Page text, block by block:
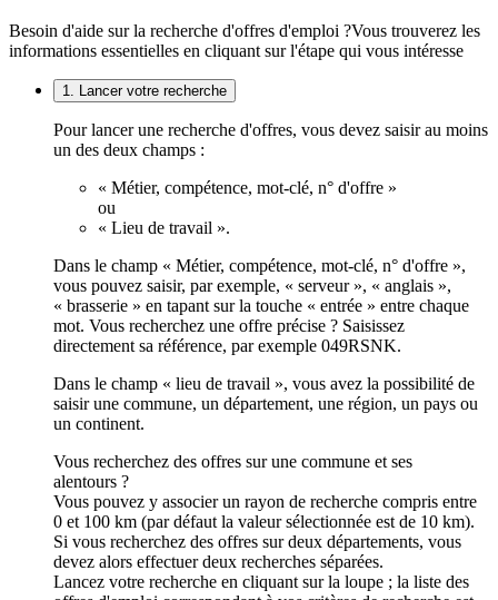
Besoin d'aide sur la recherche d'offres d'emploi ?Vous trouverez les
informations essentielles en cliquant sur l'étape qui vous intéresse
1. Lancer votre recherche
Pour lancer une recherche d'offres, vous devez saisir au moins
un des deux champs :
« Métier, compétence, mot-clé, n° d'offre »
ou
« Lieu de travail ».
Dans le champ « Métier, compétence, mot-clé, n° d'offre »,
vous pouvez saisir, par exemple, « serveur », « anglais »,
« brasserie » en tapant sur la touche « entrée » entre chaque
mot. Vous recherchez une offre précise ? Saisissez
directement sa référence, par exemple 049RSNK.
Dans le champ « lieu de travail », vous avez la possibilité de
saisir une commune, un département, une région, un pays ou
un continent.
Vous recherchez des offres sur une commune et ses
alentours ?
Vous pouvez y associer un rayon de recherche compris entre
0 et 100 km (par défaut la valeur sélectionnée est de 10 km).
Si vous recherchez des offres sur deux départements, vous
devez alors effectuer deux recherches séparées.
Lancez votre recherche en cliquant sur la loupe ; la liste des